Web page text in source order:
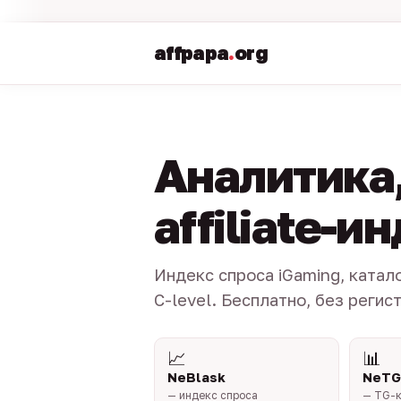
affpapa.org
affiliate-
Индекс спроса iGaming,
C-level. Бесплатно, без
📈
NeBlask
— индекс спроса
📊
— TG-